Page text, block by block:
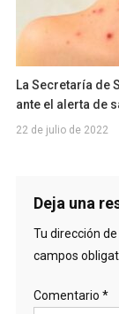
La Secretaría de
ante el alerta de
22 de julio de 2022
Deja una
Tu dirección
campos
Comentario *